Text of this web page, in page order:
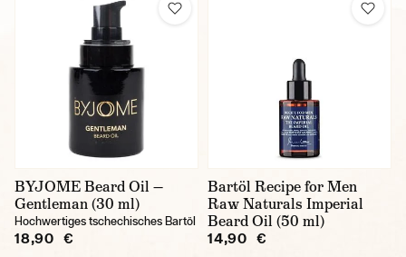
BYJOME Beard Oil —
Gentleman (30 ml)
Hochwertiges tschechisches Bartöl
18,90 €
Bartöl Recipe for Men
Raw Naturals Imperial
Beard Oil (50 ml)
14,90 €